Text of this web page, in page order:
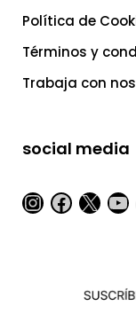
Política de
Términos y
Trabaja con
social media
X